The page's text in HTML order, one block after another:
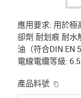
應用要求: 用於極
卻劑 耐划痕 耐水
油（符合DIN EN
電線電纜等級:
產品料號